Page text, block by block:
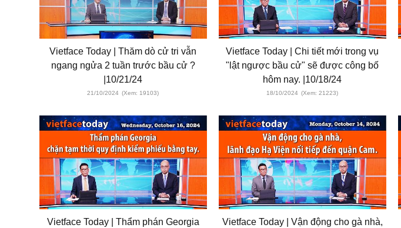
Vietface Today | Thăm dò cử tri vẫn
ngang ngửa 2 tuần trước bầu cử ?
|10/21/24
21/10/2024 (Xem: 19103)
Vietface Today | Chi tiết mới trong vụ
"lật ngược bầu cử" sẽ được công bố
hôm nay. |10/18/24
18/10/2024 (Xem: 21223)
Vietface Today | Thẩm phán Georgia
Vietface Today | Vận động cho gà nhà,